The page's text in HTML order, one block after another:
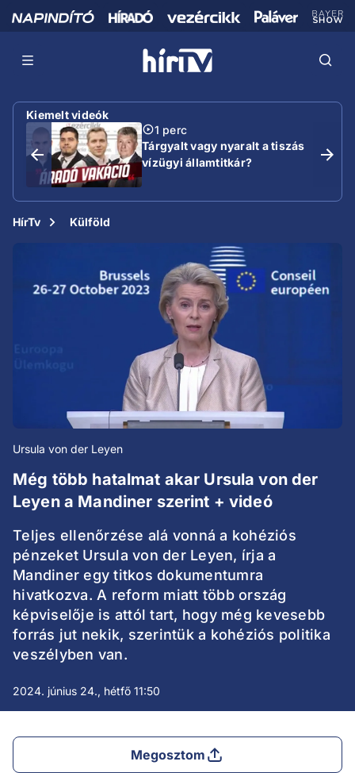
Kiemelt videók
1 perc
Tárgyalt vagy nyaralt a tiszás
vízügyi államtitkár?
HírTv Külföld
Ursula von der Leyen
Még több hatalmat akar Ursula von der
Leyen a Mandiner szerint + videó
Teljes ellenőrzése alá vonná a kohéziós
pénzeket Ursula von der Leyen, írja a
Mandiner egy titkos dokumentumra
hivatkozva. A reform miatt több ország
képviselője is attól tart, hogy még kevesebb
forrás jut nekik, szerintük a kohéziós politika
veszélyben van.
2024. június 24., hétfő 11:50
Megosztom